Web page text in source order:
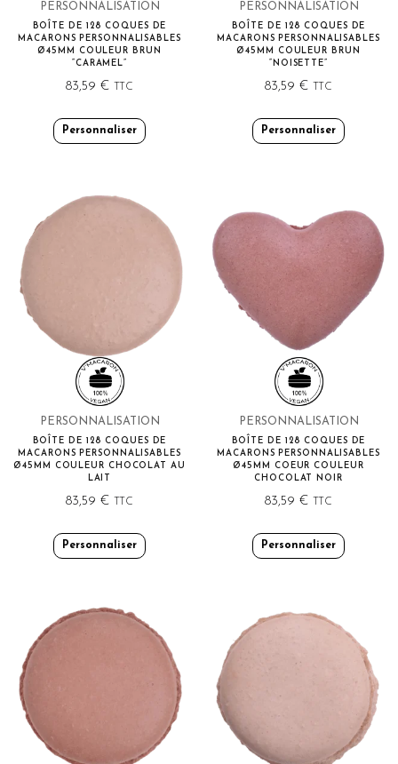
PERSONNALISATION
BOÎTE DE 128 COQUES DE
MACARONS PERSONNALISABLES
Ø45MM COULEUR BRUN
“CARAMEL”
83,59 € TTC
Personnaliser
PERSONNALISATION
BOÎTE DE 128 COQUES DE
MACARONS PERSONNALISABLES
Ø45MM COULEUR BRUN
“NOISETTE”
83,59 € TTC
Personnaliser
PERSONNALISATION
BOÎTE DE 128 COQUES DE
MACARONS PERSONNALISABLES
Ø45MM COULEUR CHOCOLAT AU
LAIT
83,59 € TTC
Personnaliser
PERSONNALISATION
BOÎTE DE 128 COQUES DE
MACARONS PERSONNALISABLES
Ø45MM COEUR COULEUR
CHOCOLAT NOIR
83,59 € TTC
Personnaliser